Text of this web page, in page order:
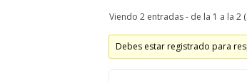
Viendo 2 entradas - de la 1 a la 2
Debes estar registrado para